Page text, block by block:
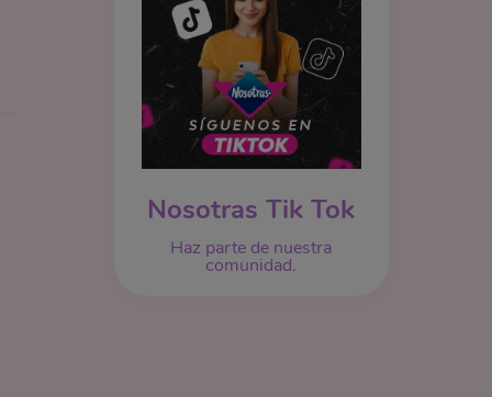
Nosotras Tik Tok
Haz parte de nuestra
comunidad.